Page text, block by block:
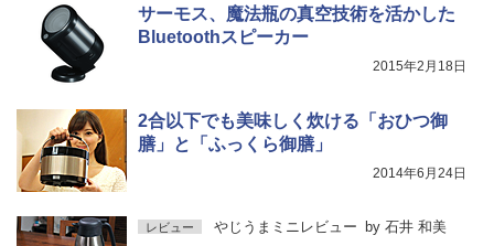
サーモス、魔法瓶の真空技術を活かした
Bluetoothスピーカー
2015年2月18日
2合以下でも美味しく炊ける「おひつ御
膳」と「ふっくら御膳」
2014年6月24日
レビュー やじうまミニレビュー by 石井 和美